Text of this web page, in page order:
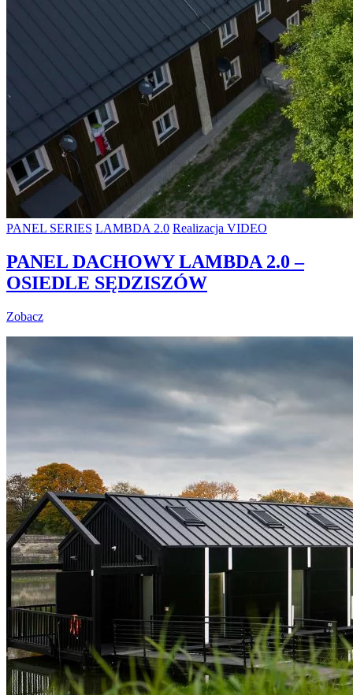
PANEL SERIES LAMBDA 2.0 Realizacja VIDEO
PANEL DACHOWY LAMBDA 2.0 –
OSIEDLE SĘDZISZÓW
Zobacz